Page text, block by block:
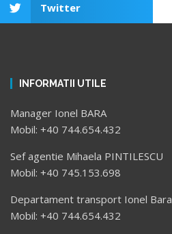
Twitter
INFORMATII UTILE
Manager Ionel BARA
Mobil: +40 744.654.432
Sef agentie Mihaela PINTILESCU
Mobil: +40 745.153.698
Departament transport Ionel Bara
Mobil: +40 744.654.432